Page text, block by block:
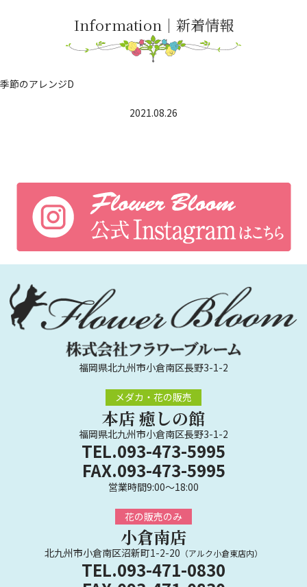
Information｜新着情報
季節のアレンジD
2021.08.26
福岡県北九州市小倉南区長野3-1-2
メダカ・花の販売
本店 癒しの館
福岡県北九州市小倉南区長野3-1-2
TEL.093-473-5995
FAX.093-473-5995
営業時間9:00～18:00
花の販売のみ
小倉南店
北九州市小倉南区沼新町1-2-20 （アルク小倉東店内）
TEL.093-471-0830